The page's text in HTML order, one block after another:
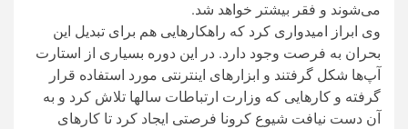
می‌شوند و فقر بیشتر خواهد شد.
وی ابراز امیدواری کرد که راهکارهایی هم برای تبدیل این
بحران به فرصت وجود دارد. در این دوره بسیاری از استارت
آپ‌ها شکل گرفتند و ابزارهای اینترنتی مورد استفاده قرار
گرفته و کارهایی که وزارت ارتباطات سالها تلاش کرد و به
آن دست نیافت شیوع کرونا فرصتی ایجاد کرد تا کارهای